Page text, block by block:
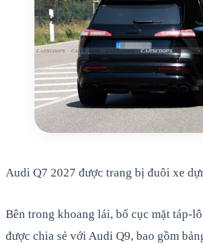
Audi Q7 2027 được trang bị đuôi xe
Bên trong khoang lái, bố cục mặt táp-
được chia sẻ với Audi Q9, bao gồm